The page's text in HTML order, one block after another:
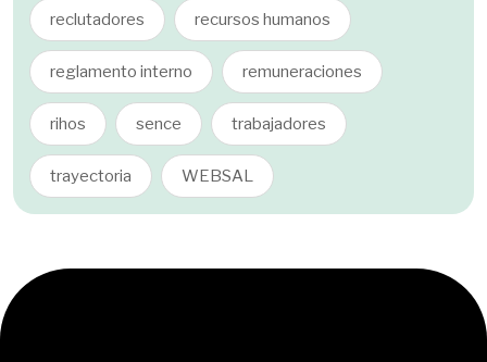
reclutadores recursos humanos
reglamento interno remuneraciones
rihos sence trabajadores
trayectoria WEBSAL